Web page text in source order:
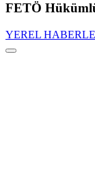
FETÖ
YEREL